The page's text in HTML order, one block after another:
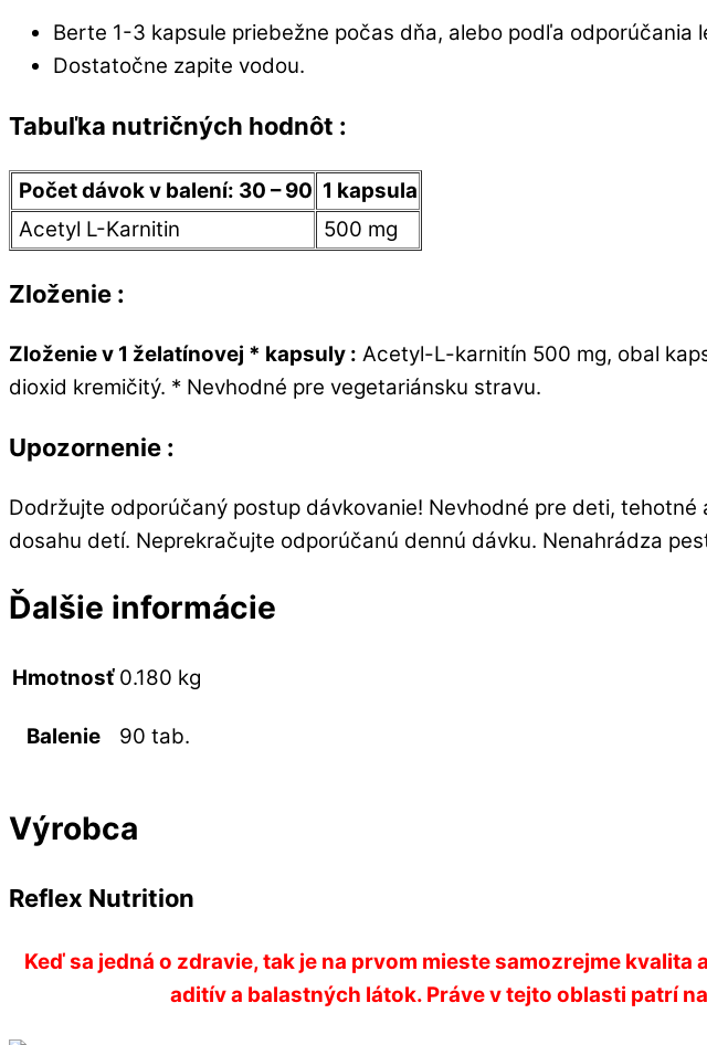
Berte 1-3 kapsule priebežne počas dňa, alebo podľa odporúčania
Dostatočne zapite vodou.
Tabuľka nutričných hodnôt :
Počet dávok v balení: 30 – 90 1 kapsula
Acetyl L-Karnitin
500 mg
Zloženie :
Zloženie v 1 želatínovej * kapsuly : Acetyl-L-karnitín 500 mg, obal
dioxid kremičitý. * Nevhodné pre vegetariánsku stravu.
Upozornenie :
Dodržujte odporúčaný postup dávkovanie! Nevhodné pre deti,
dosahu detí. Neprekračujte odporúčanú dennú dávku. Nenahrádza
Ďalšie informácie
Hmotnosť 0.180 kg
Balenie 90 tab.
Výrobca
Reflex Nutrition
Keď sa jedná o zdravie, tak je na prvom mieste samozrejme
aditív a balastných látok. Práve v tejto oblasti patrí